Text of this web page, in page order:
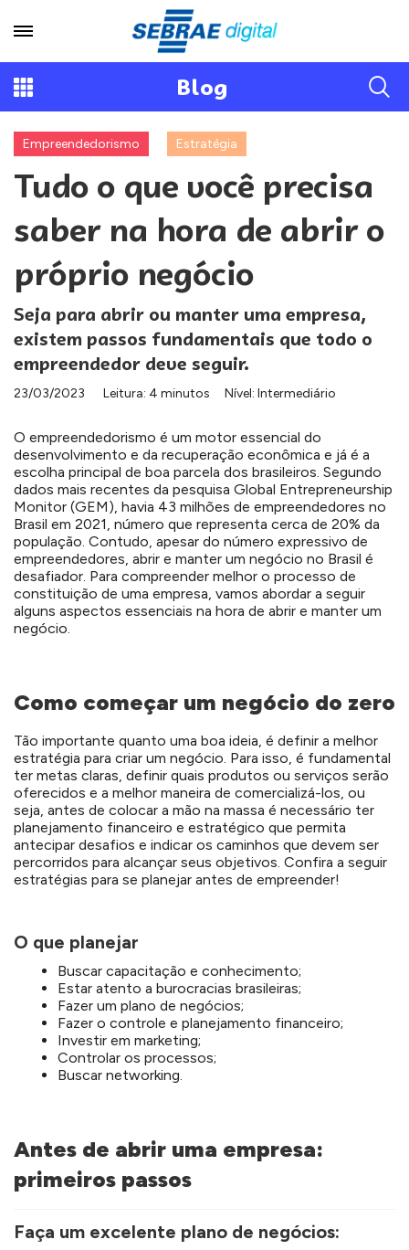
Blog
Empreendedorismo Estratégia
Tudo o que você precisa
saber na hora de abrir o
próprio negócio
Seja para abrir ou manter uma empresa,
existem passos fundamentais que todo o
empreendedor deve seguir.
23/03/2023 Leitura: 4 minutos Nível: Intermediário
O empreendedorismo é um motor essencial do
desenvolvimento e da recuperação econômica e já é a
escolha principal de boa parcela dos brasileiros. Segundo
dados mais recentes da pesquisa Global Entrepreneurship
Monitor (GEM), havia 43 milhões de empreendedores no
Brasil em 2021, número que representa cerca de 20% da
população. Contudo, apesar do número expressivo de
empreendedores, abrir e manter um negócio no Brasil é
desafiador. Para compreender melhor o processo de
constituição de uma empresa, vamos abordar a seguir
alguns aspectos essenciais na hora de abrir e manter um
negócio.
Como começar um negócio do zero
Tão importante quanto uma boa ideia, é definir a melhor
estratégia para criar um negócio. Para isso, é fundamental
ter metas claras, definir quais produtos ou serviços serão
oferecidos e a melhor maneira de comercializá-los, ou
seja, antes de colocar a mão na massa é necessário ter
planejamento financeiro e estratégico que permita
antecipar desafios e indicar os caminhos que devem ser
percorridos para alcançar seus objetivos. Confira a seguir
estratégias para se planejar antes de empreender!
O que planejar
Buscar capacitação e conhecimento;
Estar atento a burocracias brasileiras;
Fazer um plano de negócios;
Fazer o controle e planejamento financeiro;
Investir em marketing;
Controlar os processos;
Buscar networking.
Antes de abrir uma empresa:
primeiros passos
Faça um excelente plano de negócios: